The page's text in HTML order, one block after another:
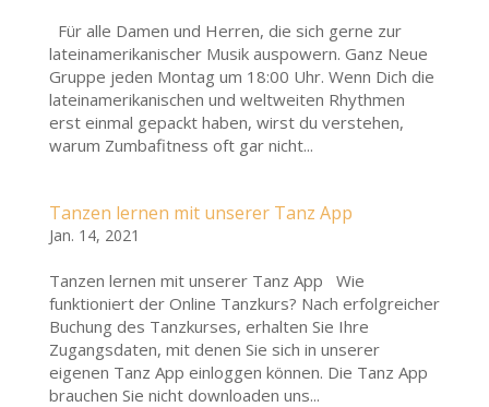
Für alle Damen und Herren, die sich gerne zur
lateinamerikanischer Musik auspowern. Ganz Neue
Gruppe jeden Montag um 18:00 Uhr. Wenn Dich die
lateinamerikanischen und weltweiten Rhythmen
erst einmal gepackt haben, wirst du verstehen,
warum Zumbafitness oft gar nicht...
Tanzen lernen mit unserer Tanz App
Jan. 14, 2021
Tanzen lernen mit unserer Tanz App Wie
funktioniert der Online Tanzkurs? Nach erfolgreicher
Buchung des Tanzkurses, erhalten Sie Ihre
Zugangsdaten, mit denen Sie sich in unserer
eigenen Tanz App einloggen können. Die Tanz App
brauchen Sie nicht downloaden uns...